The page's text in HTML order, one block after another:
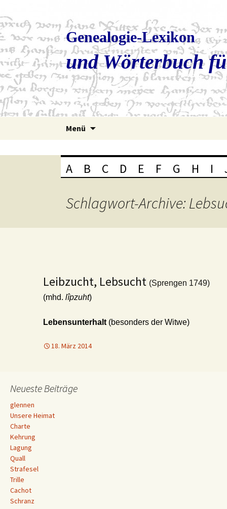
Genealogie-Lexikon
und Wörterbuch
Menü
A B C D E F G H I
Schlagwort-Archive:
Leibzucht, Lebsucht (Sprengen 1749)
(mhd. lîpzuht)
Lebensunterhalt (besonders der Witwe)
18. März 2014
Neueste Beiträge
glennen
Unsere Heimat
Charte
Kehrung
Lagung
Quall
Strafesel
Trille
Cachot
Schranz